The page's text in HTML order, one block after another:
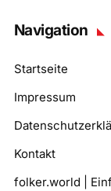
Navigation
Startseite
Impressum
Kontakt
folker.world |